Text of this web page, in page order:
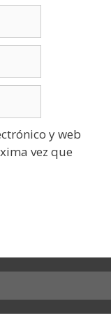
y web
vez que